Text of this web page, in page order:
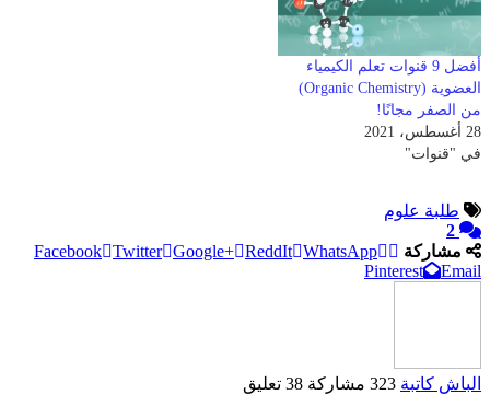
أفضل 9 قنوات تعلم الكيمياء
العضوية (Organic Chemistry)
من الصفر مجانًا!
28 أغسطس، 2021
في "قنوات"
طلبة علوم
2
مشاركة
Facebook Twitter Google+ ReddIt WhatsApp
Pinterest
Email
الباش كاتبة 323 مشاركة 38 تعليق